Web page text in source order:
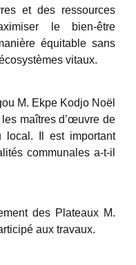
et des ressources
le bien-être
équitable sans
vitaux.
M. Ekpe Kodjo Noël
maîtres d’œuvre de
local. Il est important
communales a-t-il
des Plateaux M.
aux travaux.